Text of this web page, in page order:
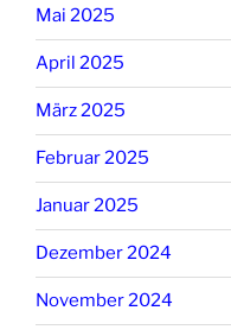
Mai 2025
April 2025
März 2025
Februar 2025
Januar 2025
Dezember 2024
November 2024